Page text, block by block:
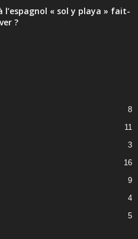
l’espagnol « sol y playa » fait-
?
8
11
3
16
9
4
5